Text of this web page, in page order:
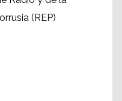
(REP)